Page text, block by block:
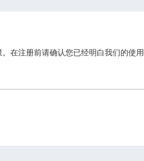
在注册前请确认您已经明白我们的使